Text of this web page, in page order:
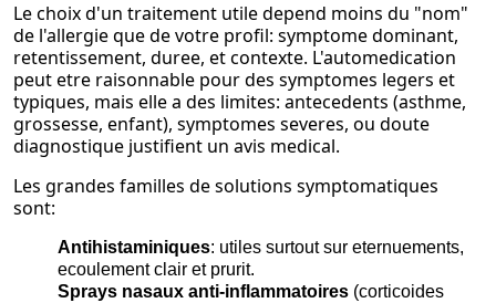
Le choix d'un traitement utile depend moins du "nom"
de l'allergie que de votre profil: symptome dominant,
retentissement, duree, et contexte. L'automedication
peut etre raisonnable pour des symptomes legers et
typiques, mais elle a des limites: antecedents (asthme,
grossesse, enfant), symptomes severes, ou doute
diagnostique justifient un avis medical.
Les grandes familles de solutions symptomatiques
sont:
Antihistaminiques: utiles surtout sur eternuements,
ecoulement clair et prurit.
Sprays nasaux anti-inflammatoires (corticoides